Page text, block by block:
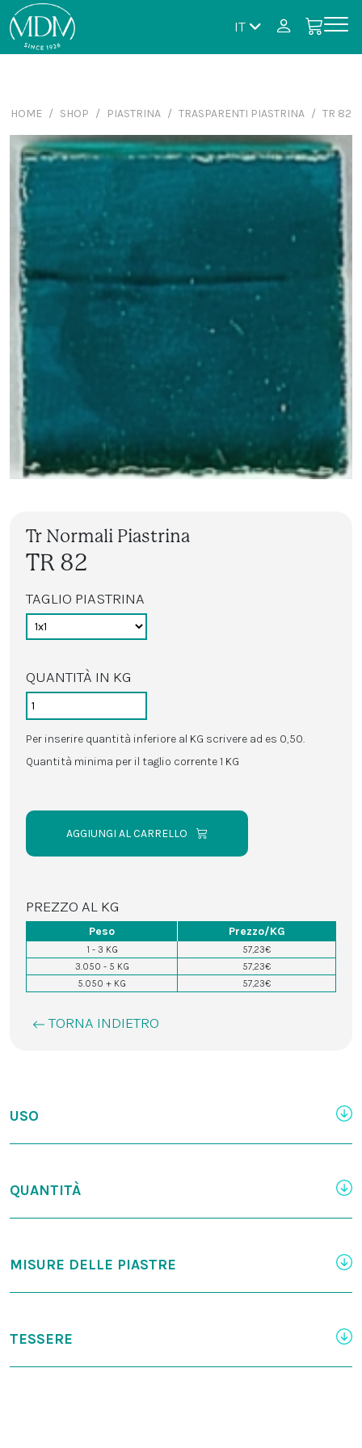
IT
HOME SHOP PIASTRINA TRASPARENTI PIASTRINA TR 82
Tr Normali Piastrina
TR 82
TAGLIO PIASTRINA
QUANTITÀ IN KG
Per inserire quantità inferiore al KG scrivere ad es 0,50.
Quantità minima per il taglio corrente 1 KG
AGGIUNGI AL CARRELLO
PREZZO AL KG
Peso Prezzo/KG
1 - 3 KG
57,23€
3.050 - 5 KG
57,23€
5.050 + KG
57,23€
TORNA INDIETRO
USO
QUANTITÀ
MISURE DELLE PIASTRE
TESSERE